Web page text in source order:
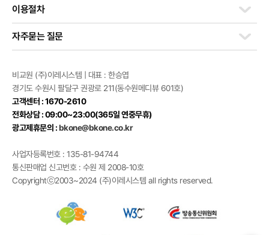
이용절차
자주묻는 질문
비교원 (주)이레시스템 | 대표 : 한승엽
경기도 수원시 팔달구 권광로 211(동수원메디뷰 601호)
고객센터 : 1670-2610
전화상담 : 09:00~23:00(365일 연중무휴)
광고제휴문의 :bkone@bkone.co.kr
사업자등록번호 : 135-81-94744
통신판매업 신고번호 : 수원 제 2008-10호
Copyrightⓒ2003~2024 (주)이레시스템 all rights reserved.